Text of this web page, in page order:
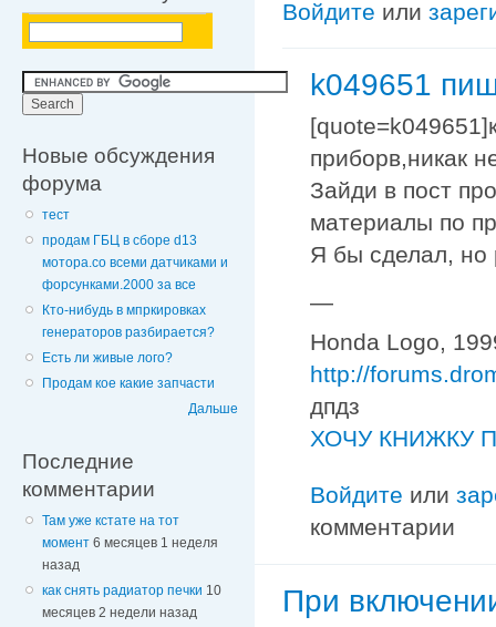
Новые обсуждения
форума
тест
продам ГБЦ в сборе d13
мотора.со всеми датчиками и
форсунками.2000 за все
Кто-нибудь в мпркировках
генераторов разбирается?
Есть ли живые лого?
Продам кое какие запчасти
Дальше
Последние
комментарии
Там уже кстате на тот
момент 6 месяцев 1 неделя
назад
как снять радиатор печки 10
месяцев 2 недели назад
Войдите или
k049651
приборв,никак
Зайди в пост
материалы по
Я бы сделал, но
—
Honda Logo,
http://
дпдз
ХОЧУ КНИЖКУ
Войдите или
комментарии
При